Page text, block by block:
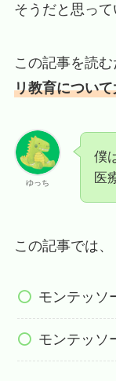
そうだと思って
この記事を読む
リ教育につい
ゆっち
僕
医
この記事では、
モンテッソ
モンテッソ